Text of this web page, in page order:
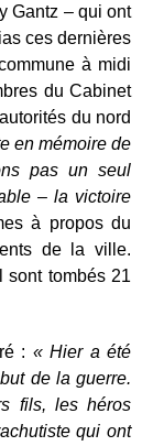
Gantz – qui ont
ces dernières
à midi
du Cabinet
du nord
en mémoire de
pas un seul
– la victoire
à propos du
de la ville.
sont tombés 21
: « Hier a été
de la guerre.
fils, les héros
qui ont